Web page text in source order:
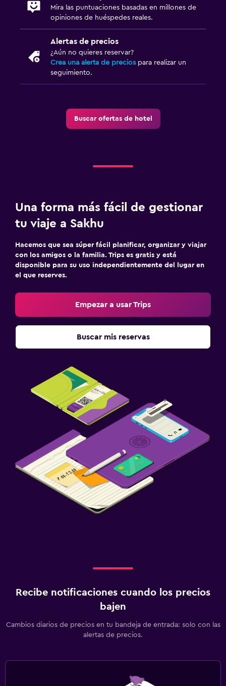
Mira las puntuaciones basadas en millones de
opiniones de huéspedes reales.
Alertas de precios
¿Aún no quieres reservar?
Crea una alerta de precios para realizar un
seguimiento.
Buscar ofertas de hotel
Una forma más fácil de gestionar
tu viaje a Sakhu
Hacemos que sea súper fácil planificar, organizar y viajar
con los amigos o la familia. Trips es gratis y está
disponible para su uso independientemente del lugar en
el que reserves.
Empezar a usar Trips
Buscar mis reservas
Recibe notificaciones cuando los precios
bajen
Cambios diarios de precios en tu bandeja de entrada: solo con las
alertas de precios.